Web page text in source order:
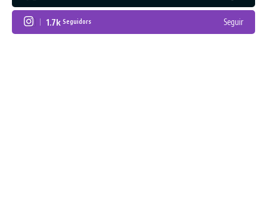
1.7k Seguidors Seguir